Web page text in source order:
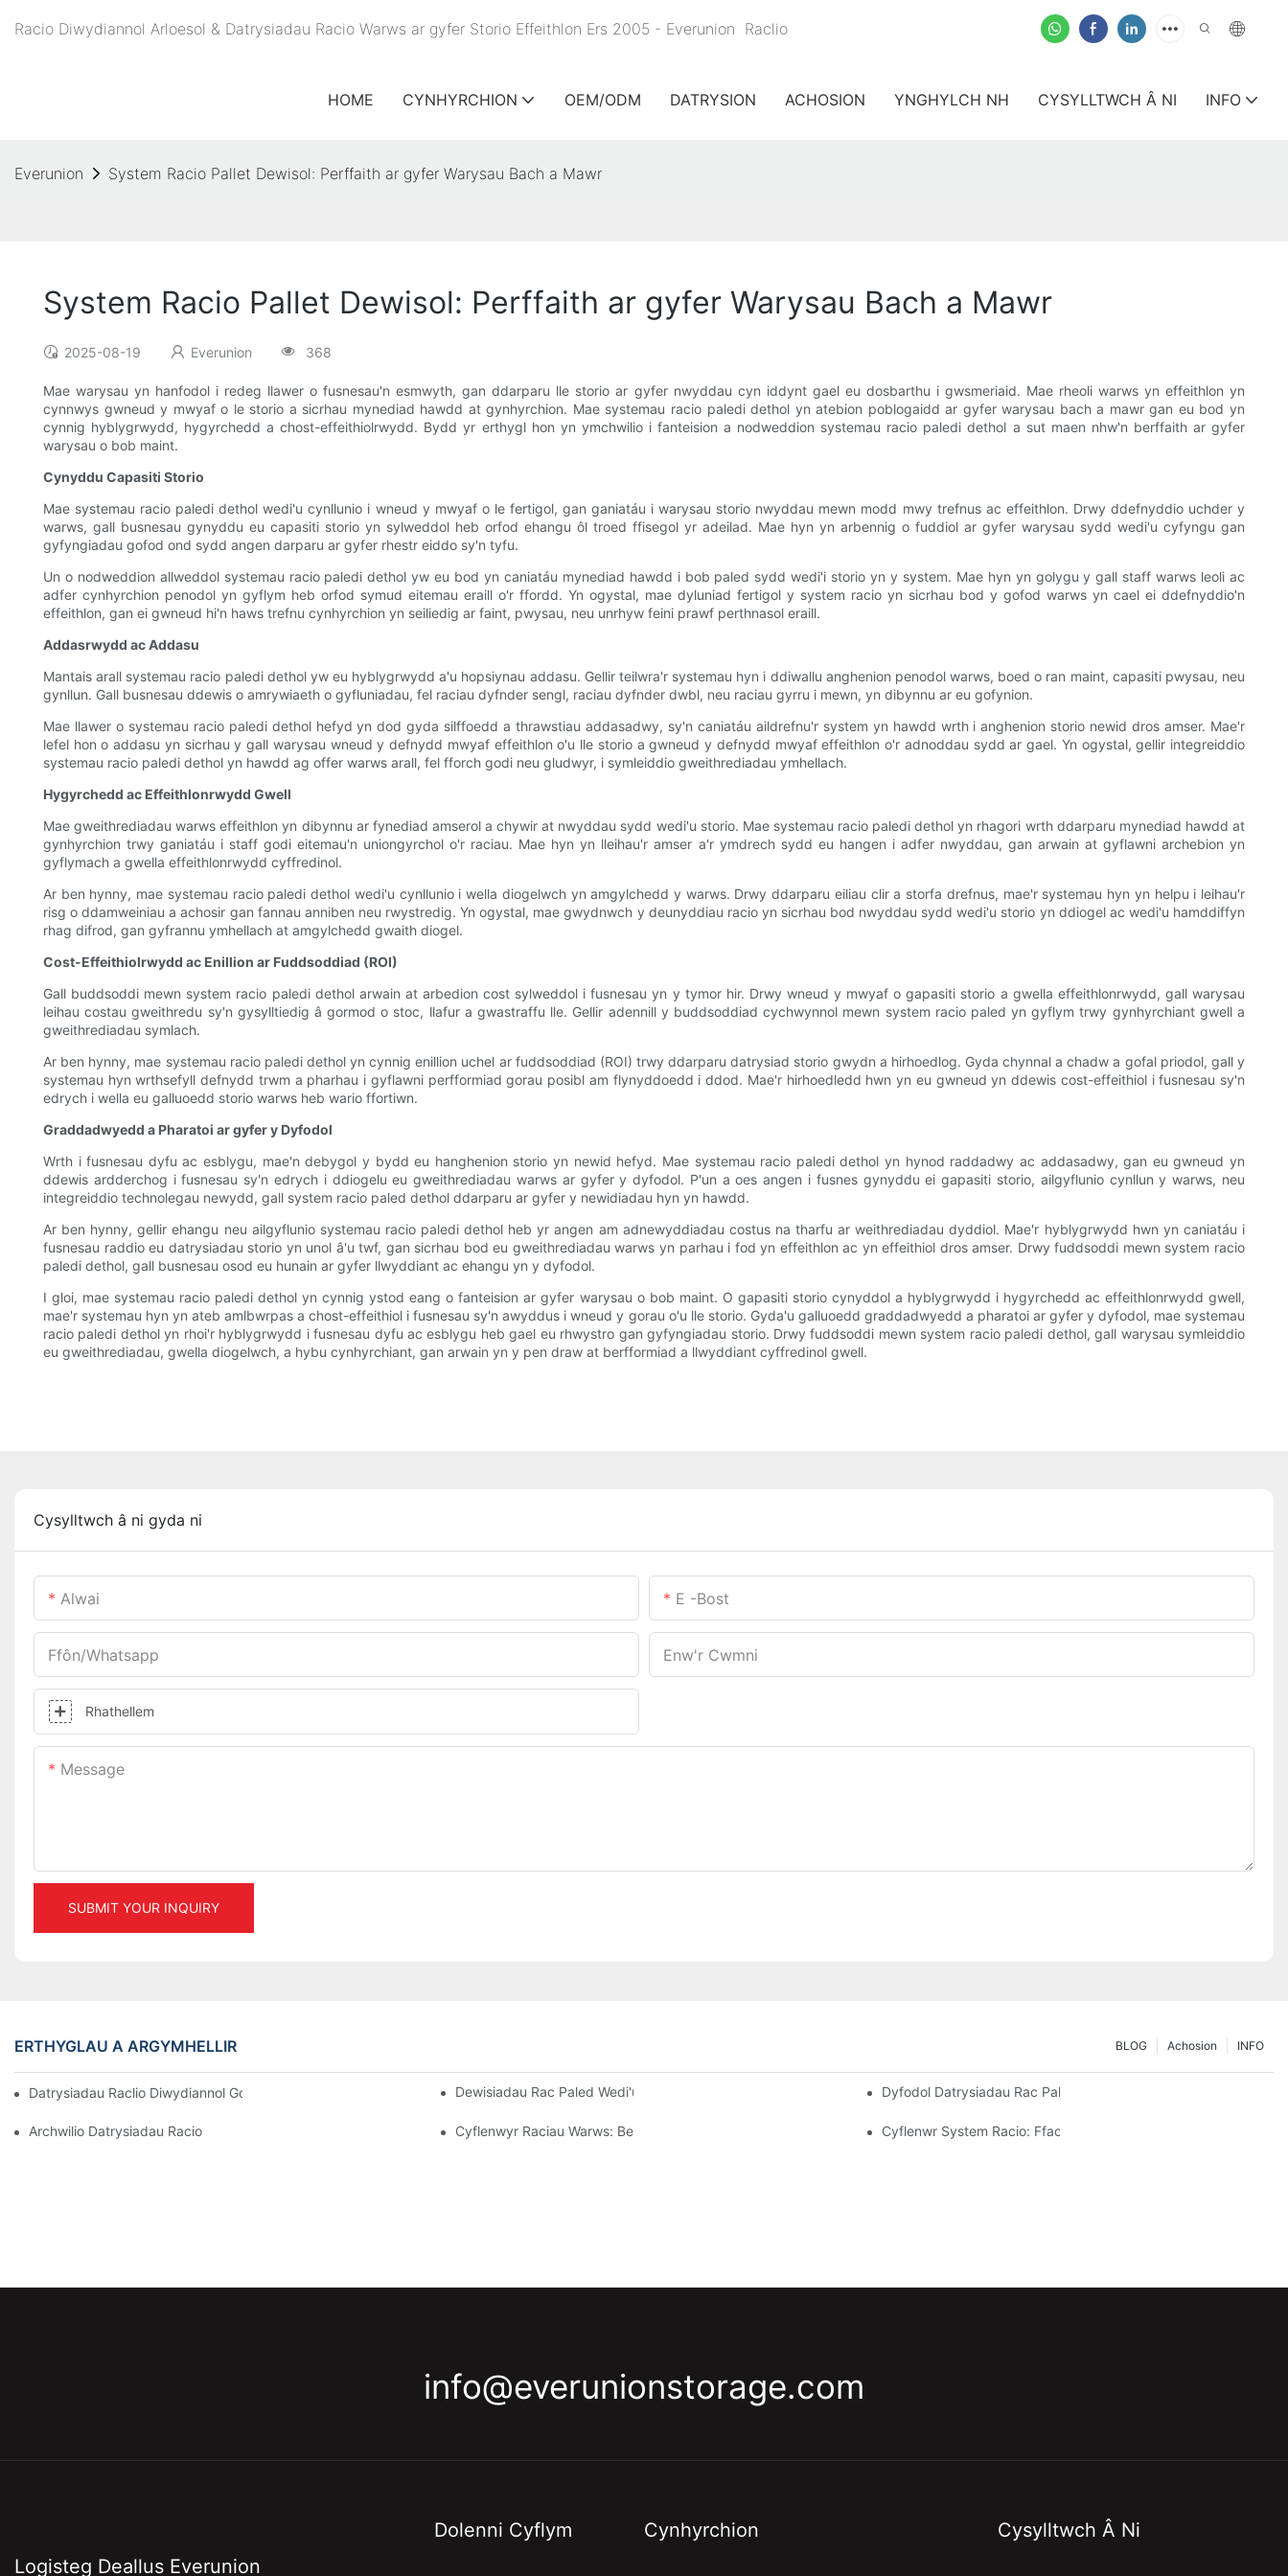
Racio Diwydiannol Arloesol & Datrysiadau Racio Warws ar gyfer Storio Effeithlon Ers 2005 - Everunion Raclio
HOME CYNHYRCHION OEM/ODM DATRYSION ACHOSION YNGHYLCH NH CYSYLLTWCH Â NI INFO
Everunion System Racio Pallet Dewisol: Perffaith ar gyfer Warysau Bach a Mawr
System Racio Pallet Dewisol: Perffaith ar gyfer Warysau Bach a Mawr
2025-08-19 Everunion 368
Mae warysau yn hanfodol i redeg llawer o fusnesau'n esmwyth, gan ddarparu lle storio ar gyfer nwyddau cyn iddynt gael eu dosbarthu i gwsmeriaid. Mae rheoli warws yn effeithlon yn
cynnwys gwneud y mwyaf o le storio a sicrhau mynediad hawdd at gynhyrchion. Mae systemau racio paledi dethol yn atebion poblogaidd ar gyfer warysau bach a mawr gan eu bod yn
cynnig hyblygrwydd, hygyrchedd a chost-effeithiolrwydd. Bydd yr erthygl hon yn ymchwilio i fanteision a nodweddion systemau racio paledi dethol a sut maen nhw'n berffaith ar gyfer
warysau o bob maint.
Cynyddu Capasiti Storio
Mae systemau racio paledi dethol wedi'u cynllunio i wneud y mwyaf o le fertigol, gan ganiatáu i warysau storio nwyddau mewn modd mwy trefnus ac effeithlon. Drwy ddefnyddio uchder y
warws, gall busnesau gynyddu eu capasiti storio yn sylweddol heb orfod ehangu ôl troed ffisegol yr adeilad. Mae hyn yn arbennig o fuddiol ar gyfer warysau sydd wedi'u cyfyngu gan
gyfyngiadau gofod ond sydd angen darparu ar gyfer rhestr eiddo sy'n tyfu.
Un o nodweddion allweddol systemau racio paledi dethol yw eu bod yn caniatáu mynediad hawdd i bob paled sydd wedi'i storio yn y system. Mae hyn yn golygu y gall staff warws leoli ac
adfer cynhyrchion penodol yn gyflym heb orfod symud eitemau eraill o'r ffordd. Yn ogystal, mae dyluniad fertigol y system racio yn sicrhau bod y gofod warws yn cael ei ddefnyddio'n
effeithlon, gan ei gwneud hi'n haws trefnu cynhyrchion yn seiliedig ar faint, pwysau, neu unrhyw feini prawf perthnasol eraill.
Addasrwydd ac Addasu
Mantais arall systemau racio paledi dethol yw eu hyblygrwydd a'u hopsiynau addasu. Gellir teilwra'r systemau hyn i ddiwallu anghenion penodol warws, boed o ran maint, capasiti pwysau, neu
gynllun. Gall busnesau ddewis o amrywiaeth o gyfluniadau, fel raciau dyfnder sengl, raciau dyfnder dwbl, neu raciau gyrru i mewn, yn dibynnu ar eu gofynion.
Mae llawer o systemau racio paledi dethol hefyd yn dod gyda silffoedd a thrawstiau addasadwy, sy'n caniatáu aildrefnu'r system yn hawdd wrth i anghenion storio newid dros amser. Mae'r
lefel hon o addasu yn sicrhau y gall warysau wneud y defnydd mwyaf effeithlon o'u lle storio a gwneud y defnydd mwyaf effeithlon o'r adnoddau sydd ar gael. Yn ogystal, gellir integreiddio
systemau racio paledi dethol yn hawdd ag offer warws arall, fel fforch godi neu gludwyr, i symleiddio gweithrediadau ymhellach.
Hygyrchedd ac Effeithlonrwydd Gwell
Mae gweithrediadau warws effeithlon yn dibynnu ar fynediad amserol a chywir at nwyddau sydd wedi'u storio. Mae systemau racio paledi dethol yn rhagori wrth ddarparu mynediad hawdd at
gynhyrchion trwy ganiatáu i staff godi eitemau'n uniongyrchol o'r raciau. Mae hyn yn lleihau'r amser a'r ymdrech sydd eu hangen i adfer nwyddau, gan arwain at gyflawni archebion yn
gyflymach a gwella effeithlonrwydd cyffredinol.
Ar ben hynny, mae systemau racio paledi dethol wedi'u cynllunio i wella diogelwch yn amgylchedd y warws. Drwy ddarparu eiliau clir a storfa drefnus, mae'r systemau hyn yn helpu i leihau'r
risg o ddamweiniau a achosir gan fannau anniben neu rwystredig. Yn ogystal, mae gwydnwch y deunyddiau racio yn sicrhau bod nwyddau sydd wedi'u storio yn ddiogel ac wedi'u hamddiffyn
rhag difrod, gan gyfrannu ymhellach at amgylchedd gwaith diogel.
Cost-Effeithiolrwydd ac Enillion ar Fuddsoddiad (ROI)
Gall buddsoddi mewn system racio paledi dethol arwain at arbedion cost sylweddol i fusnesau yn y tymor hir. Drwy wneud y mwyaf o gapasiti storio a gwella effeithlonrwydd, gall warysau
leihau costau gweithredu sy'n gysylltiedig â gormod o stoc, llafur a gwastraffu lle. Gellir adennill y buddsoddiad cychwynnol mewn system racio paled yn gyflym trwy gynhyrchiant gwell a
gweithrediadau symlach.
Ar ben hynny, mae systemau racio paledi dethol yn cynnig enillion uchel ar fuddsoddiad (ROI) trwy ddarparu datrysiad storio gwydn a hirhoedlog. Gyda chynnal a chadw a gofal priodol, gall y
systemau hyn wrthsefyll defnydd trwm a pharhau i gyflawni perfformiad gorau posibl am flynyddoedd i ddod. Mae'r hirhoedledd hwn yn eu gwneud yn ddewis cost-effeithiol i fusnesau sy'n
edrych i wella eu galluoedd storio warws heb wario ffortiwn.
Graddadwyedd a Pharatoi ar gyfer y Dyfodol
Wrth i fusnesau dyfu ac esblygu, mae'n debygol y bydd eu hanghenion storio yn newid hefyd. Mae systemau racio paledi dethol yn hynod raddadwy ac addasadwy, gan eu gwneud yn
ddewis ardderchog i fusnesau sy'n edrych i ddiogelu eu gweithrediadau warws ar gyfer y dyfodol. P'un a oes angen i fusnes gynyddu ei gapasiti storio, ailgyflunio cynllun y warws, neu
integreiddio technolegau newydd, gall system racio paled dethol ddarparu ar gyfer y newidiadau hyn yn hawdd.
Ar ben hynny, gellir ehangu neu ailgyflunio systemau racio paledi dethol heb yr angen am adnewyddiadau costus na tharfu ar weithrediadau dyddiol. Mae'r hyblygrwydd hwn yn caniatáu i
fusnesau raddio eu datrysiadau storio yn unol â'u twf, gan sicrhau bod eu gweithrediadau warws yn parhau i fod yn effeithlon ac yn effeithiol dros amser. Drwy fuddsoddi mewn system racio
paledi dethol, gall busnesau osod eu hunain ar gyfer llwyddiant ac ehangu yn y dyfodol.
I gloi, mae systemau racio paledi dethol yn cynnig ystod eang o fanteision ar gyfer warysau o bob maint. O gapasiti storio cynyddol a hyblygrwydd i hygyrchedd ac effeithlonrwydd gwell,
mae'r systemau hyn yn ateb amlbwrpas a chost-effeithiol i fusnesau sy'n awyddus i wneud y gorau o'u lle storio. Gyda'u galluoedd graddadwyedd a pharatoi ar gyfer y dyfodol, mae systemau
racio paledi dethol yn rhoi'r hyblygrwydd i fusnesau dyfu ac esblygu heb gael eu rhwystro gan gyfyngiadau storio. Drwy fuddsoddi mewn system racio paledi dethol, gall warysau symleiddio
eu gweithrediadau, gwella diogelwch, a hybu cynhyrchiant, gan arwain yn y pen draw at berfformiad a llwyddiant cyffredinol gwell.
Cysylltwch â ni gyda ni
Alwai E -bost
Ffôn/whatsapp Enw'r Cwmni
Rhathellem
Message
SUBMIT YOUR INQUIRY
ERTHYGLAU A ARGYMHELLIR INFO
Achosion
BLOG
Datrysiadau Raclio Diwydiannol Gorau Ar Gyfer Rheoli Warws EffeithlonDewisiadau Rac Paled Wedi'u Haddasu: Teilwra Eich Anghenion StorioDyfodol Datrysiadau Rac Pallet: Tueddiadau Ac Arloesiadau
Archwilio Datrysiadau Racio Storio Effeithiol Ar Gyfer Pob Diwydiant Cyflenwyr Raciau Warws: Beth I Chwilio Amdano Cyflenwr System Racio: Ffactorau Allweddol Ar Gyfer Dewis Y
info@everunionstorage.com
Logisteg Deallus Everunion
Dolenni Cyflym Cynhyrchion Cysylltwch Â Ni